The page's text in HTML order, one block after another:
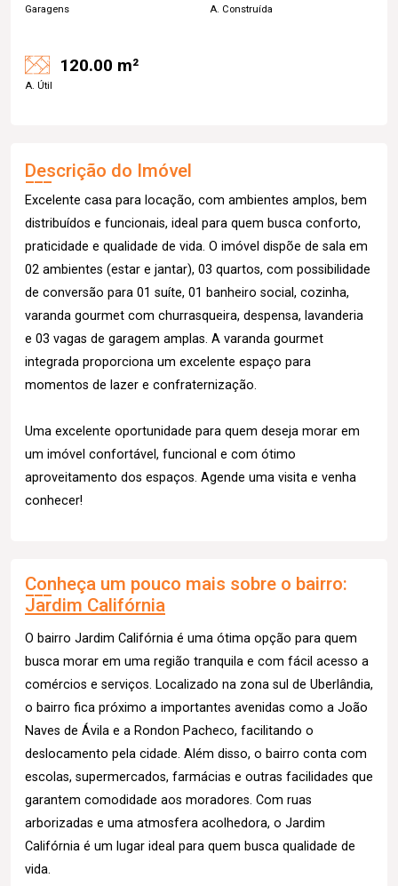
Garagens A. Construída
120.00 m²
A. Útil
Descrição do Imóvel
Excelente casa para locação, com ambientes amplos, bem
distribuídos e funcionais, ideal para quem busca conforto,
praticidade e qualidade de vida. O imóvel dispõe de sala em
02 ambientes (estar e jantar), 03 quartos, com possibilidade
de conversão para 01 suíte, 01 banheiro social, cozinha,
varanda gourmet com churrasqueira, despensa, lavanderia
e 03 vagas de garagem amplas. A varanda gourmet
integrada proporciona um excelente espaço para
momentos de lazer e confraternização.
Uma excelente oportunidade para quem deseja morar em
um imóvel confortável, funcional e com ótimo
aproveitamento dos espaços. Agende uma visita e venha
conhecer!
Conheça um pouco mais sobre o bairro:
Jardim Califórnia
O bairro Jardim Califórnia é uma ótima opção para quem
busca morar em uma região tranquila e com fácil acesso a
comércios e serviços. Localizado na zona sul de Uberlândia,
o bairro fica próximo a importantes avenidas como a João
Naves de Ávila e a Rondon Pacheco, facilitando o
deslocamento pela cidade. Além disso, o bairro conta com
escolas, supermercados, farmácias e outras facilidades que
garantem comodidade aos moradores. Com ruas
arborizadas e uma atmosfera acolhedora, o Jardim
Califórnia é um lugar ideal para quem busca qualidade de
vida.